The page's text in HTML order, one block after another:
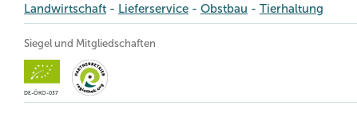
Landwirtschaft
Lieferservice Obstbau Tierhaltung
Siegel und Mitgliedschaften
DE-ÖKO-037